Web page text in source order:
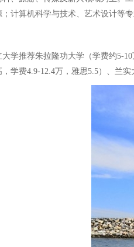
计算机科学与技术、艺术设计等
学推荐朱拉隆功大学（学费约5-
学费4.9-12.4万，雅思5.5）、兰